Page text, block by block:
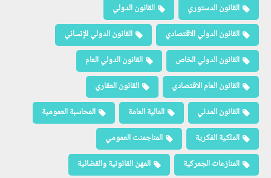
القانون الدستوري
القانون الدولي
القانون الدولي الاقتصادي
القانون الدولي الإنساني
القانون الدولي الخاص
القانون الدولي العام
القانون العام الاقتصادي
القانون العقاري
القانون المدني
المالية العامة
المحاسبة العمومية
الملكية الفكرية
المناجمنت العمومي
المنازعات الجمركية
المهن القانونية والقضائية